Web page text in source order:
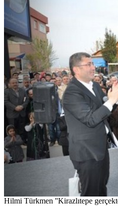
Hilmi Türkmen ''Kirazlıtepe